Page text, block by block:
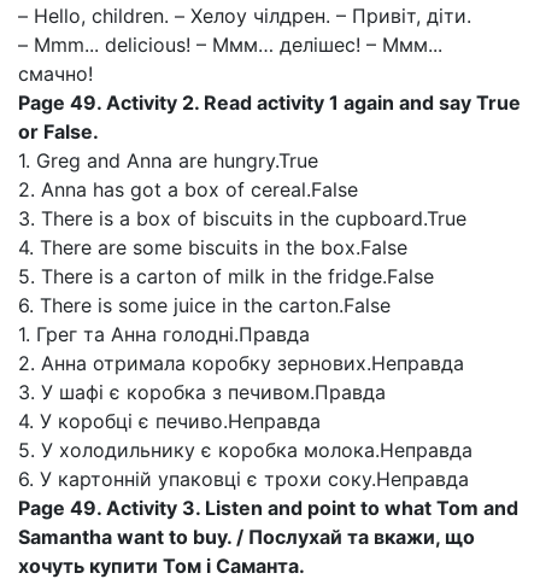
– Hello, children. – Хелоу чілдрен. – Привіт, діти.
– Mmm... delicious! – Ммм… делішес! – Ммм...
смачно!
Page 49. Activity 2. Read activity 1 again and say True
or False.
1. Greg and Anna are hungry.True
2. Anna has got a box of cereal.False
3. There is a box of biscuits in the cupboard.True
4. There are some biscuits in the box.False
5. There is a carton of milk in the fridge.False
6. There is some juice in the carton.False
1. Грег та Анна голодні.Правда
2. Анна отримала коробку зернових.Неправда
3. У шафі є коробка з печивом.Правда
4. У коробці є печиво.Неправда
5. У холодильнику є коробка молока.Неправда
6. У картонній упаковці є трохи соку.Неправда
Page 49. Activity 3. Listen and point to what Tom and
Samantha want to buy. / Послухай та вкажи, що
хочуть купити Том і Саманта.